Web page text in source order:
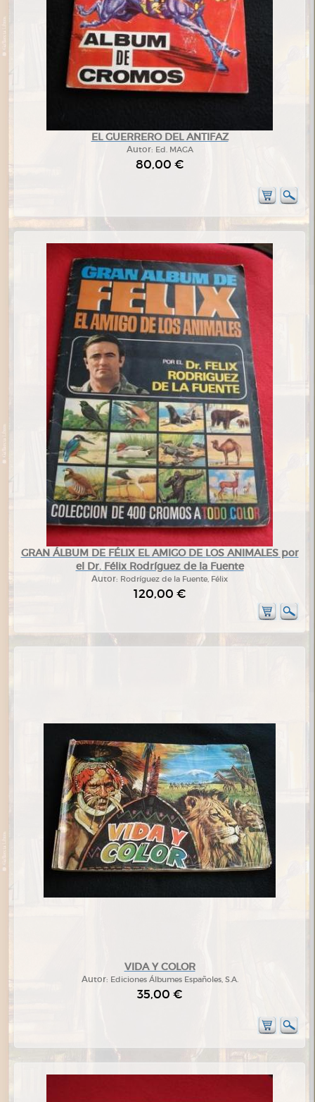
EL GUERRERO DEL ANTIFAZ
Autor: Ed. MAGA
80,00 €
GRAN ÁLBUM DE FÉLIX EL AMIGO DE LOS ANIMALES por
el Dr. Félix Rodríguez de la Fuente
Autor: Rodríguez de la Fuente, Félix
120,00 €
VIDA Y COLOR
Autor: Ediciones Álbumes Españoles, S.A.
35,00 €